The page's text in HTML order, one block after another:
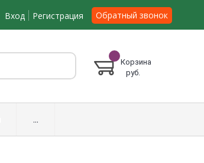
Вход Регистрация Обратный звонок
Корзина
руб.
...